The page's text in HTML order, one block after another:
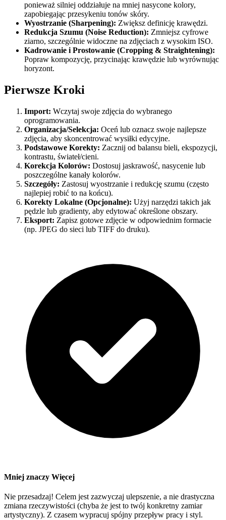
ponieważ silniej oddziałuje na mniej nasycone kolory,
zapobiegając przesykeniu tonów skóry.
Wyostrzanie (Sharpening): Zwiększ definicję krawędzi.
Redukcja Szumu (Noise Reduction): Zmniejsz cyfrowe
ziarno, szczególnie widoczne na zdjęciach z wysokim ISO.
Kadrowanie i Prostowanie (Cropping & Straightening):
Popraw kompozycję, przycinając krawędzie lub wyrównując
horyzont.
Pierwsze Kroki
Import: Wczytaj swoje zdjęcia do wybranego
oprogramowania.
Organizacja/Selekcja: Oceń lub oznacz swoje najlepsze
zdjęcia, aby skoncentrować wysiłki edycyjne.
Podstawowe Korekty: Zacznij od balansu bieli, ekspozycji,
kontrastu, świateł/cieni.
Korekcja Kolorów: Dostosuj jaskrawość, nasycenie lub
poszczególne kanały kolorów.
Szczegóły: Zastosuj wyostrzanie i redukcję szumu (często
najlepiej robić to na końcu).
Korekty Lokalne (Opcjonalne): Użyj narzędzi takich jak
pędzle lub gradienty, aby edytować określone obszary.
Eksport: Zapisz gotowe zdjęcie w odpowiednim formacie
(np. JPEG do sieci lub TIFF do druku).
Mniej znaczy Więcej
Nie przesadzaj! Celem jest zazwyczaj ulepszenie, a nie drastyczna
zmiana rzeczywistości (chyba że jest to twój konkretny zamiar
artystyczny). Z czasem wypracuj spójny przepływ pracy i styl.